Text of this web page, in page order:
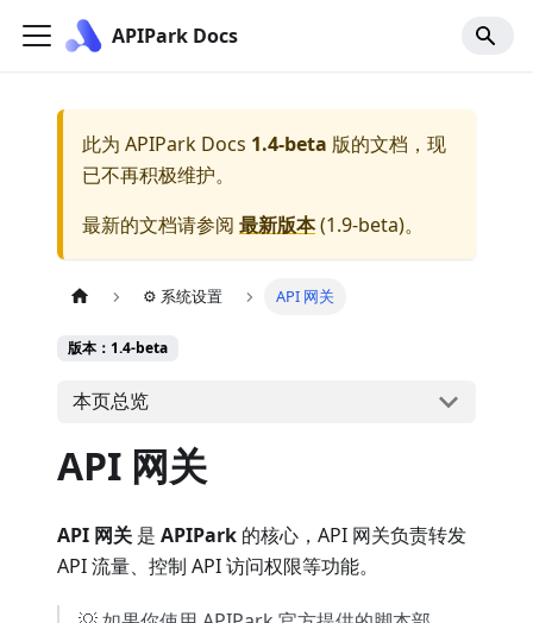
APIPark Docs
此为 APIPark Docs 1.4-beta 版的文档，现
已不再积极维护。
最新的文档请参阅 最新版本(1.9-beta)。
⚙️ 系统设置 API 网关
版本：1.4-beta
本页总览
API 网关
API 网关 是 APIPark 的核心，API 网关负责转发
API 流量、控制 API 访问权限等功能。